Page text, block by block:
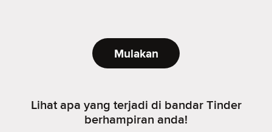
Mulakan
Lihat apa yang terjadi di bandar Tinder
berhampiran anda!